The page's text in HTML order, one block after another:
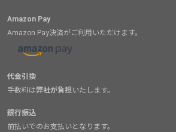
Amazon Pay
Amazon Pay決済がご利用いただけます。
代金引換
手数料は弊社が負担いたします。
銀行振込
前払いでのお支払いとなります。